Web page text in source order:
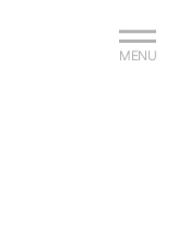
MENU